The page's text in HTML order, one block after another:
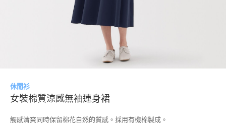
休閒衫
女裝棉質涼感無袖連身裙
觸感清爽同時保留棉花自然的質感。採用有機棉製成。